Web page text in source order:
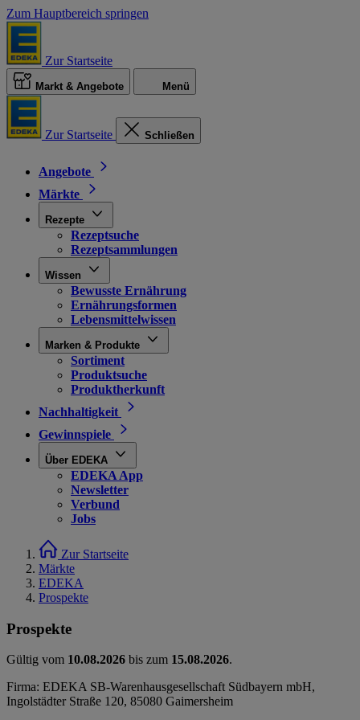
Zum Hauptbereich springen
Zur Startseite
Markt & Angebote Menü
Zur Startseite Schließen
Angebote
Märkte
Rezepte
Rezeptsuche
Rezeptsammlungen
Wissen
Bewusste Ernährung
Ernährungsformen
Lebensmittelwissen
Marken & Produkte
Sortiment
Produktsuche
Produktherkunft
Nachhaltigkeit
Gewinnspiele
Über EDEKA
EDEKA App
Newsletter
Verbund
Jobs
Zur Startseite
Märkte
EDEKA
Prospekte
Prospekte
Gültig vom 10.08.2026 bis zum 15.08.2026.
Firma: EDEKA SB-Warenhausgesellschaft Südbayern mbH,
Ingolstädter Straße 120, 85080 Gaimersheim